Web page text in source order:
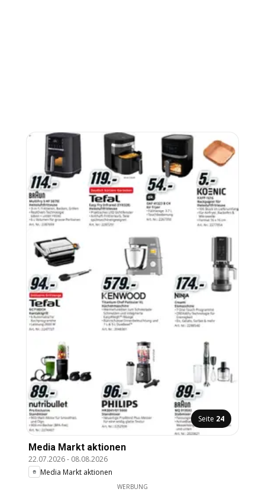
Seite 24
Media Markt aktionen
22.07.2026- 08.08.2026
Media Markt aktionen
WERBUNG